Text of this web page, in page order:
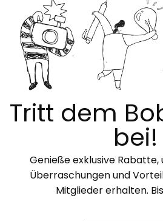
Tritt dem
bei!
Genieße exklusive
Überraschungen und
Mitglieder erhalten.